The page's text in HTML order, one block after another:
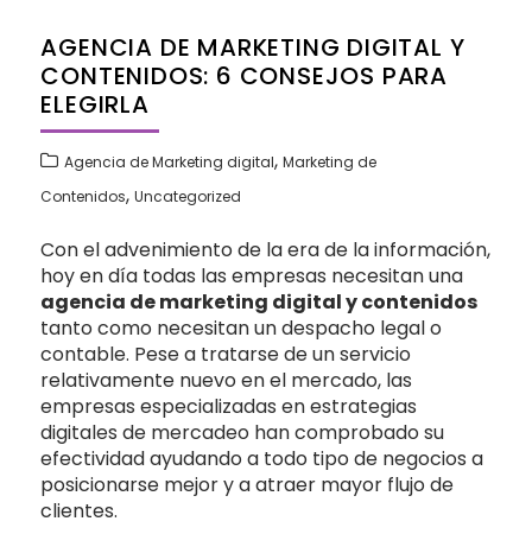
AGENCIA DE MARKETING DIGITAL Y
CONTENIDOS: 6 CONSEJOS PARA
ELEGIRLA
Agencia de Marketing digital,Marketing de
Contenidos,Uncategorized
Conel advenimiento de la era de la información,
hoy en día todas las empresas necesitan una
agencia de marketing digital y contenidos
tanto como necesitan un despacho legal o
contable. Pese a tratarse de un servicio
relativamente nuevo en el mercado, las
empresas especializadas en estrategias
digitales de mercadeo han comprobado su
efectividad ayudando a todo tipo de negocios a
posicionarse mejor y a atraer mayor flujo de
clientes.